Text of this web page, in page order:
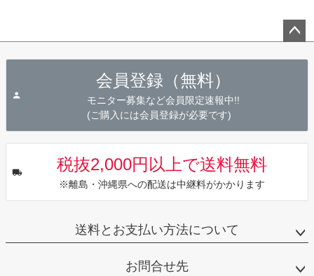
会員登録（無料）
モニター募集など会員限定速報中!!
(ご購入には会員登録が必要です)
税抜2,000円以上で送料無料
※離島・沖縄県への配送は中継料がかかります
送料とお支払い方法について
お問合せ先